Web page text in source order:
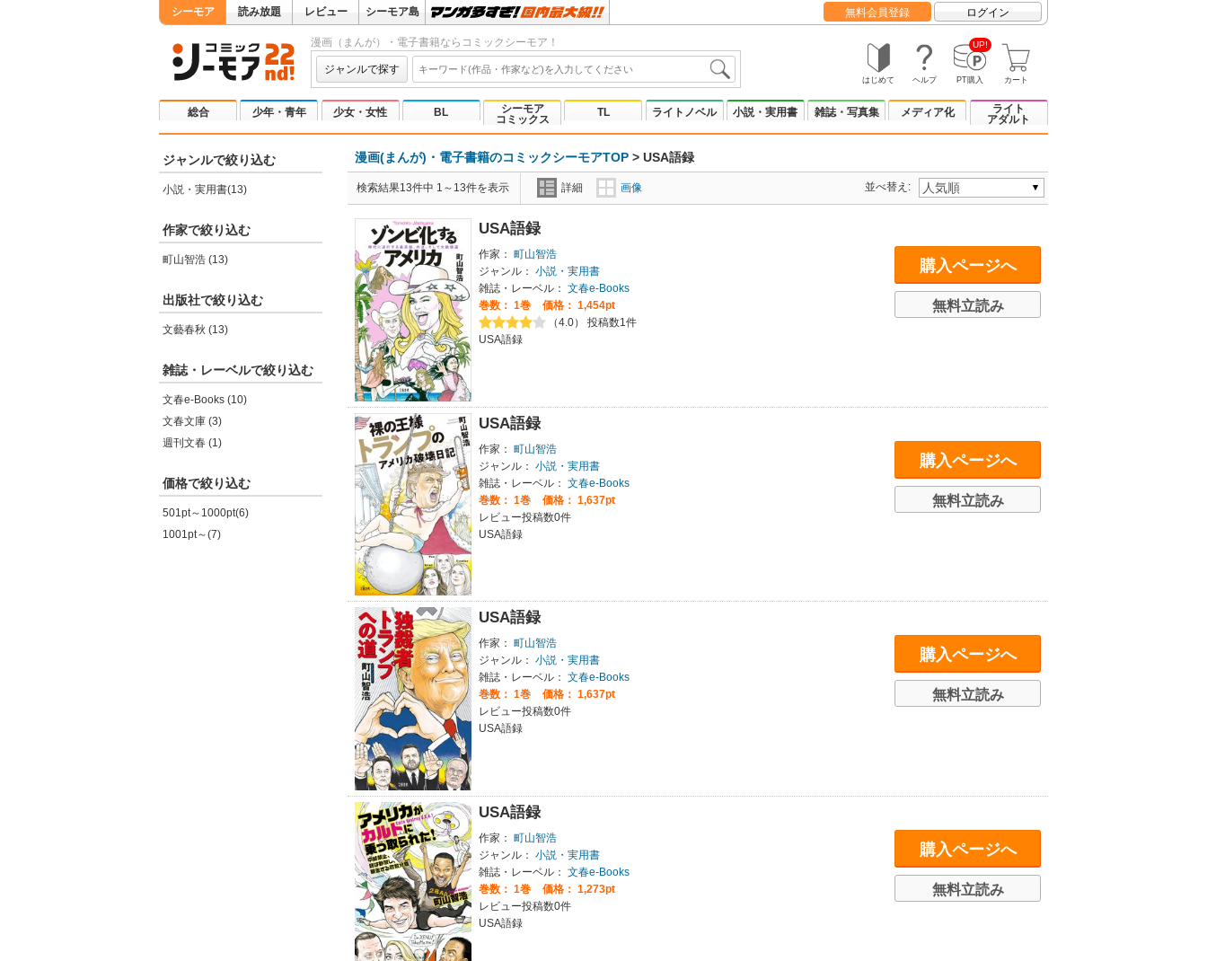
シーモア 読み放題 レビュー シーモア島 無料会員登録 ログイン
漫画（まんが）・電子書籍ならコミックシーモア！
ジャンルで探す
はじめて ヘルプ
UP!
PT購入 カート
総合 少年・青年 少女・女性 BL
シーモア
コミックス
TL ライトノベル 小説・実用書 雑誌・写真集 メディア化
ライト
アダルト
ジャンルで絞り込む
小説・実用書(13)
作家で絞り込む
町山智浩 (13)
出版社で絞り込む
文藝春秋 (13)
雑誌・レーベルで絞り込む
文春e-Books (10)
文春文庫 (3)
週刊文春 (1)
価格で絞り込む
501pt～1000pt(6)
1001pt～(7)
漫画(まんが)・電子書籍のコミックシーモアTOP > USA語録
検索結果13件中 1～13件を表示 詳細 画像 並べ替え:
USA語録
作家： 町山智浩
ジャンル： 小説・実用書
雑誌・レーベル： 文春e-Books
巻数： 1巻
価格： 1,454pt
（4.0） 投稿数1件
USA語録
購入ページへ
無料立読み
USA語録
作家： 町山智浩
ジャンル： 小説・実用書
雑誌・レーベル： 文春e-Books
巻数： 1巻
価格： 1,637pt
レビュー投稿数0件
USA語録
購入ページへ
無料立読み
USA語録
作家： 町山智浩
ジャンル： 小説・実用書
雑誌・レーベル： 文春e-Books
巻数： 1巻
価格： 1,637pt
レビュー投稿数0件
USA語録
購入ページへ
無料立読み
USA語録
作家： 町山智浩
ジャンル： 小説・実用書
雑誌・レーベル： 文春e-Books
巻数： 1巻
価格： 1,273pt
レビュー投稿数0件
USA語録
購入ページへ
無料立読み